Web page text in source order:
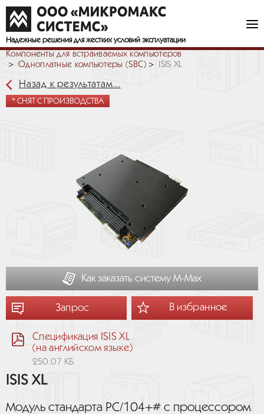
Надежные решения для жестких условий эксплуатации
Компоненты для встраиваемых компьютеров
Одноплатные компьютеры (SBC)
ISIS XL
Назад к результатам...
* СНЯТ С ПРОИЗВОДСТВА
Как заказать систему М-Мах
Запрос В избранное
Спецификация ISIS XL
(на английском языке)
250.07 КБ
ISIS XL
Модуль стандарта PC/104+# с процессором